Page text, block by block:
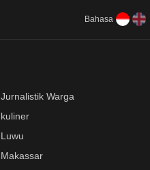
Bahasa
Jurnalistik Warga
kuliner
Luwu
Makassar